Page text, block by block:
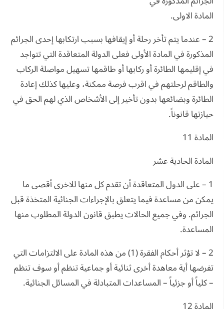
المادة الاولى.
2 – عندما يتم تأخر رحلة أو إيقافها بسبب ارتكابها إحدى الجرائم
المذكورة في المادة الأولى فعلى الدولة المتعاقدة التي تتواجد
في إقليمها الطائرة أو ركابها أو طاقمها تسهيل مواصلة الركاب
والطاقم لرحلتهم في اقرب فرصة ممكنة، وعليها كذلك إعادة
الطائرة وبضائعها بدون تأخير إلى الأشخاص الذي لهم الحق في
حيازتها قانوناً.
المادة 11
المادة الحادية عشر
1 – على الدول المتعاقدة أن تقدم كل منها للاخرى أقصى ما
يمكن من مساعدة فيما يتعلق بالإجراءات الجنائية المتخذة قبل
الجرائم. وفي جميع الحالات يطبق قانون الدولة المطلوب منها
المساعدة.
2 – لا تؤثر أحكام الفقرة (1) من هذه المادة على الالتزامات التي
تفرضها أية معاهدة أخرى ثنائية أو جماعية تنظم أو سوف تنظم
– كلياً أو جزئياً – المساعدات المتبادلة في المسائل الجنائية.